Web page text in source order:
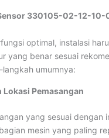
330105-02-12-10-
optimal, instalasi
yang benar sesuai
umumnya:
Lokasi Pemasangan
yang sesuai dengan
mesin yang paling